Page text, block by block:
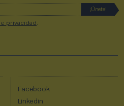
privacidad .
Facebook
Linkedin